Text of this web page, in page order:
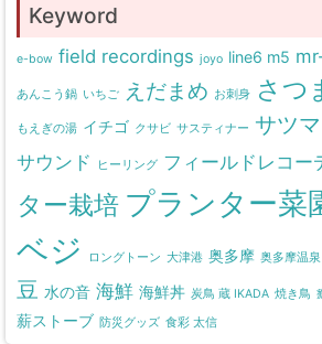
Keyword
e-bow field recordings joyo line6 m5
あんこう鍋 いちご えだまめ お刺身 さつ
もえぎの湯 イチゴ クサビ サスティナー サツ
サウンド
ヒーリング フィールドレコー
ター栽培 プランター菜
ベジ
ロングトーン 大津港 奥多摩 奥多摩温泉
豆 水の音 海鮮 海鮮丼 炭鳥 蔵 IKADA 焼き鳥
薪ストーブ 防災グッズ 食彩 太信